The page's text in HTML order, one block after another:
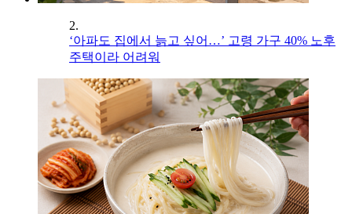
2.
‘아파도 집에서 늙고 싶어…’ 고령 가구 40% 노후
주택이라 어려워